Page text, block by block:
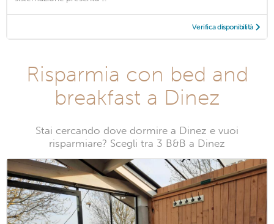
Verifica disponibilità
Risparmia con bed and
breakfast a Dinez
Stai cercando dove dormire a Dinez e vuoi
risparmiare? Scegli tra 3 B&B a Dinez